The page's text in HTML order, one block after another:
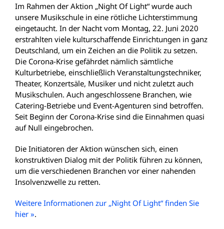
Im Rahmen der Aktion „Night Of Light“ wurde auch
unsere Musikschule in eine rötliche Lichterstimmung
eingetaucht. In der Nacht vom Montag, 22. Juni 2020
erstrahlten viele kulturschaffende Einrichtungen in ganz
Deutschland, um ein Zeichen an die Politik zu setzen.
Die Corona-Krise gefährdet nämlich sämtliche
Kulturbetriebe, einschließlich Veranstaltungstechniker,
Theater, Konzertsäle, Musiker und nicht zuletzt auch
Musikschulen. Auch angeschlossene Branchen, wie
Catering-Betriebe und Event-Agenturen sind betroffen.
Seit Beginn der Corona-Krise sind die Einnahmen quasi
auf Null eingebrochen.
Die Initiatoren der Aktion wünschen sich, einen
konstruktiven Dialog mit der Politik führen zu können,
um die verschiedenen Branchen vor einer nahenden
Insolvenzwelle zu retten.
Weitere Informationen zur „Night Of Light“ finden Sie
hier ».